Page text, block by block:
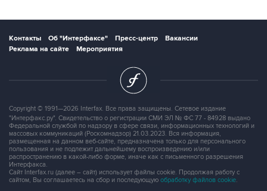
Контакты Об "Интерфаксе" Пресс-центр
Вакансии
Реклама на сайте
Мероприятия
Copyright © 1991—2026 Interfax. Все права защищены. Сетевое издание
"Интерфакс.ру". Свидетельство о регистрации СМИ ЭЛ № ФС 77 - 84928 выдано
Федеральной службой по надзору в сфере связи, информационных технологий и
массовых коммуникаций (Роскомнадзор) 21.03.2023. Вся информация,
размещенная на данном веб-сайте, предназначена только для персонального
пользования и не подлежит дальнейшему воспроизведению и/или
распространению в какой-либо форме, иначе как с письменного разрешения
Интерфакса.
Сайт Interfax.ru (далее – сайт) использует файлы cookie. Продолжая работу с
сайтом, Вы соглашаетесь на сбор и последующую обработку файлов cookie.